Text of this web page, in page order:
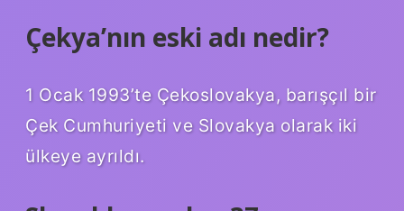
Çekya’nın eski adı nedir?
1 Ocak 1993’te Çekoslovakya, barışçıl bir
Çek Cumhuriyeti ve Slovakya olarak iki
ülkeye ayrıldı.